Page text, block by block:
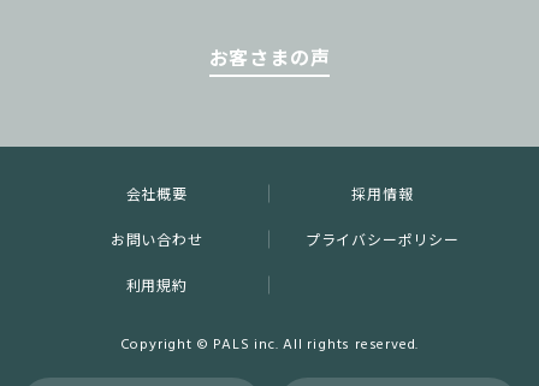
お客さまの声
会社概要 採用情報
お問い合わせ プライバシーポリシー
利用規約
Copyright © PALS inc. All rights reserved.